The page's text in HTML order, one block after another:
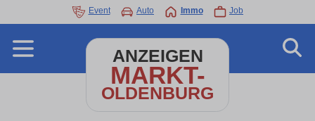
Event Auto Immo Job
ANZEIGEN
MARKT-
OLDENBURG